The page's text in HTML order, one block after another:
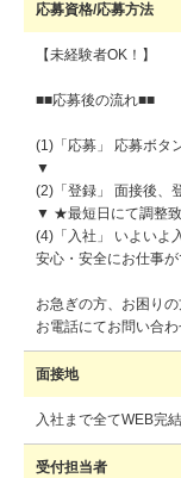
応募資格/応募方法
【未経験者OK！】
■■応募後の流れ■■
(1)「応募」 応募ボタ
▼
(2)「登録」 面接後、
▼ ★最短日にて調整致
(4)「入社」 いよいよ
安心・安全にお仕事
お急ぎの方、お困りの
お電話にてお問い合
面接地
入社まで全てWEB完
受付担当者